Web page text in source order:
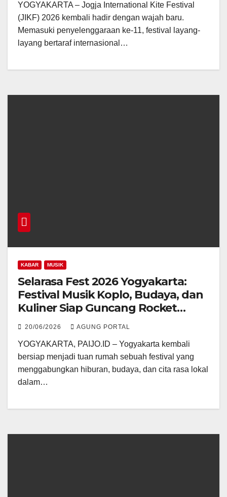
YOGYAKARTA – Jogja International Kite Festival
(JIKF) 2026 kembali hadir dengan wajah baru.
Memasuki penyelenggaraan ke-11, festival layang-
layang bertaraf internasional…
KABAR MUSIK
Selarasa Fest 2026 Yogyakarta:
Festival Musik Koplo, Budaya, dan
Kuliner Siap Guncang Rocket
Arena
20/06/2026 AGUNG PORTAL
YOGYAKARTA, PAIJO.ID – Yogyakarta kembali
bersiap menjadi tuan rumah sebuah festival yang
menggabungkan hiburan, budaya, dan cita rasa lokal
dalam…